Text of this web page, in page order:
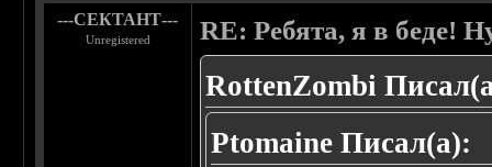
---СЕКТАНТ---
Unregistered RE: Ребята, я в беде!
RottenZombi
Ptomaine Писал(а):